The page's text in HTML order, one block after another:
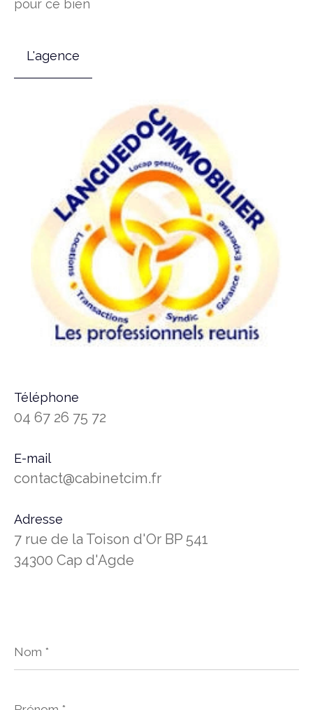
pour ce bien
L'agence
Téléphone
04 67 26 75 72
E-mail
contact@cabinetcim.fr
Adresse
7 rue de la Toison d'Or BP 541
34300 Cap d'Agde
*
*